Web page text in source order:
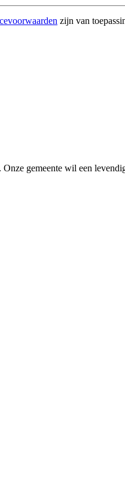
zijn van
gemeente wil een